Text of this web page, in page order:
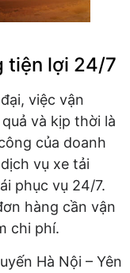
tiện lợi 24/7
việc vận
và kịp thời là
của doanh
vụ xe tải
phục vụ 24/7.
hàng cần vận
chi phí.
Hà Nội – Yên